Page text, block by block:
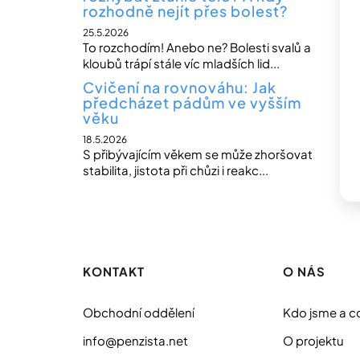
rozhodně nejít přes bolest?
25.5.2026
To rozchodím! Anebo ne? Bolesti svalů a
kloubů trápí stále víc mladších lid...
Cvičení na rovnováhu: Jak
předcházet pádům ve vyšším
věku
18.5.2026
S přibývajícím věkem se může zhoršovat
stabilita, jistota při chůzi i reakc...
KONTAKT
Obchodní oddělení
info@penzista.net
O NÁS
Kdo jsme a
O projektu